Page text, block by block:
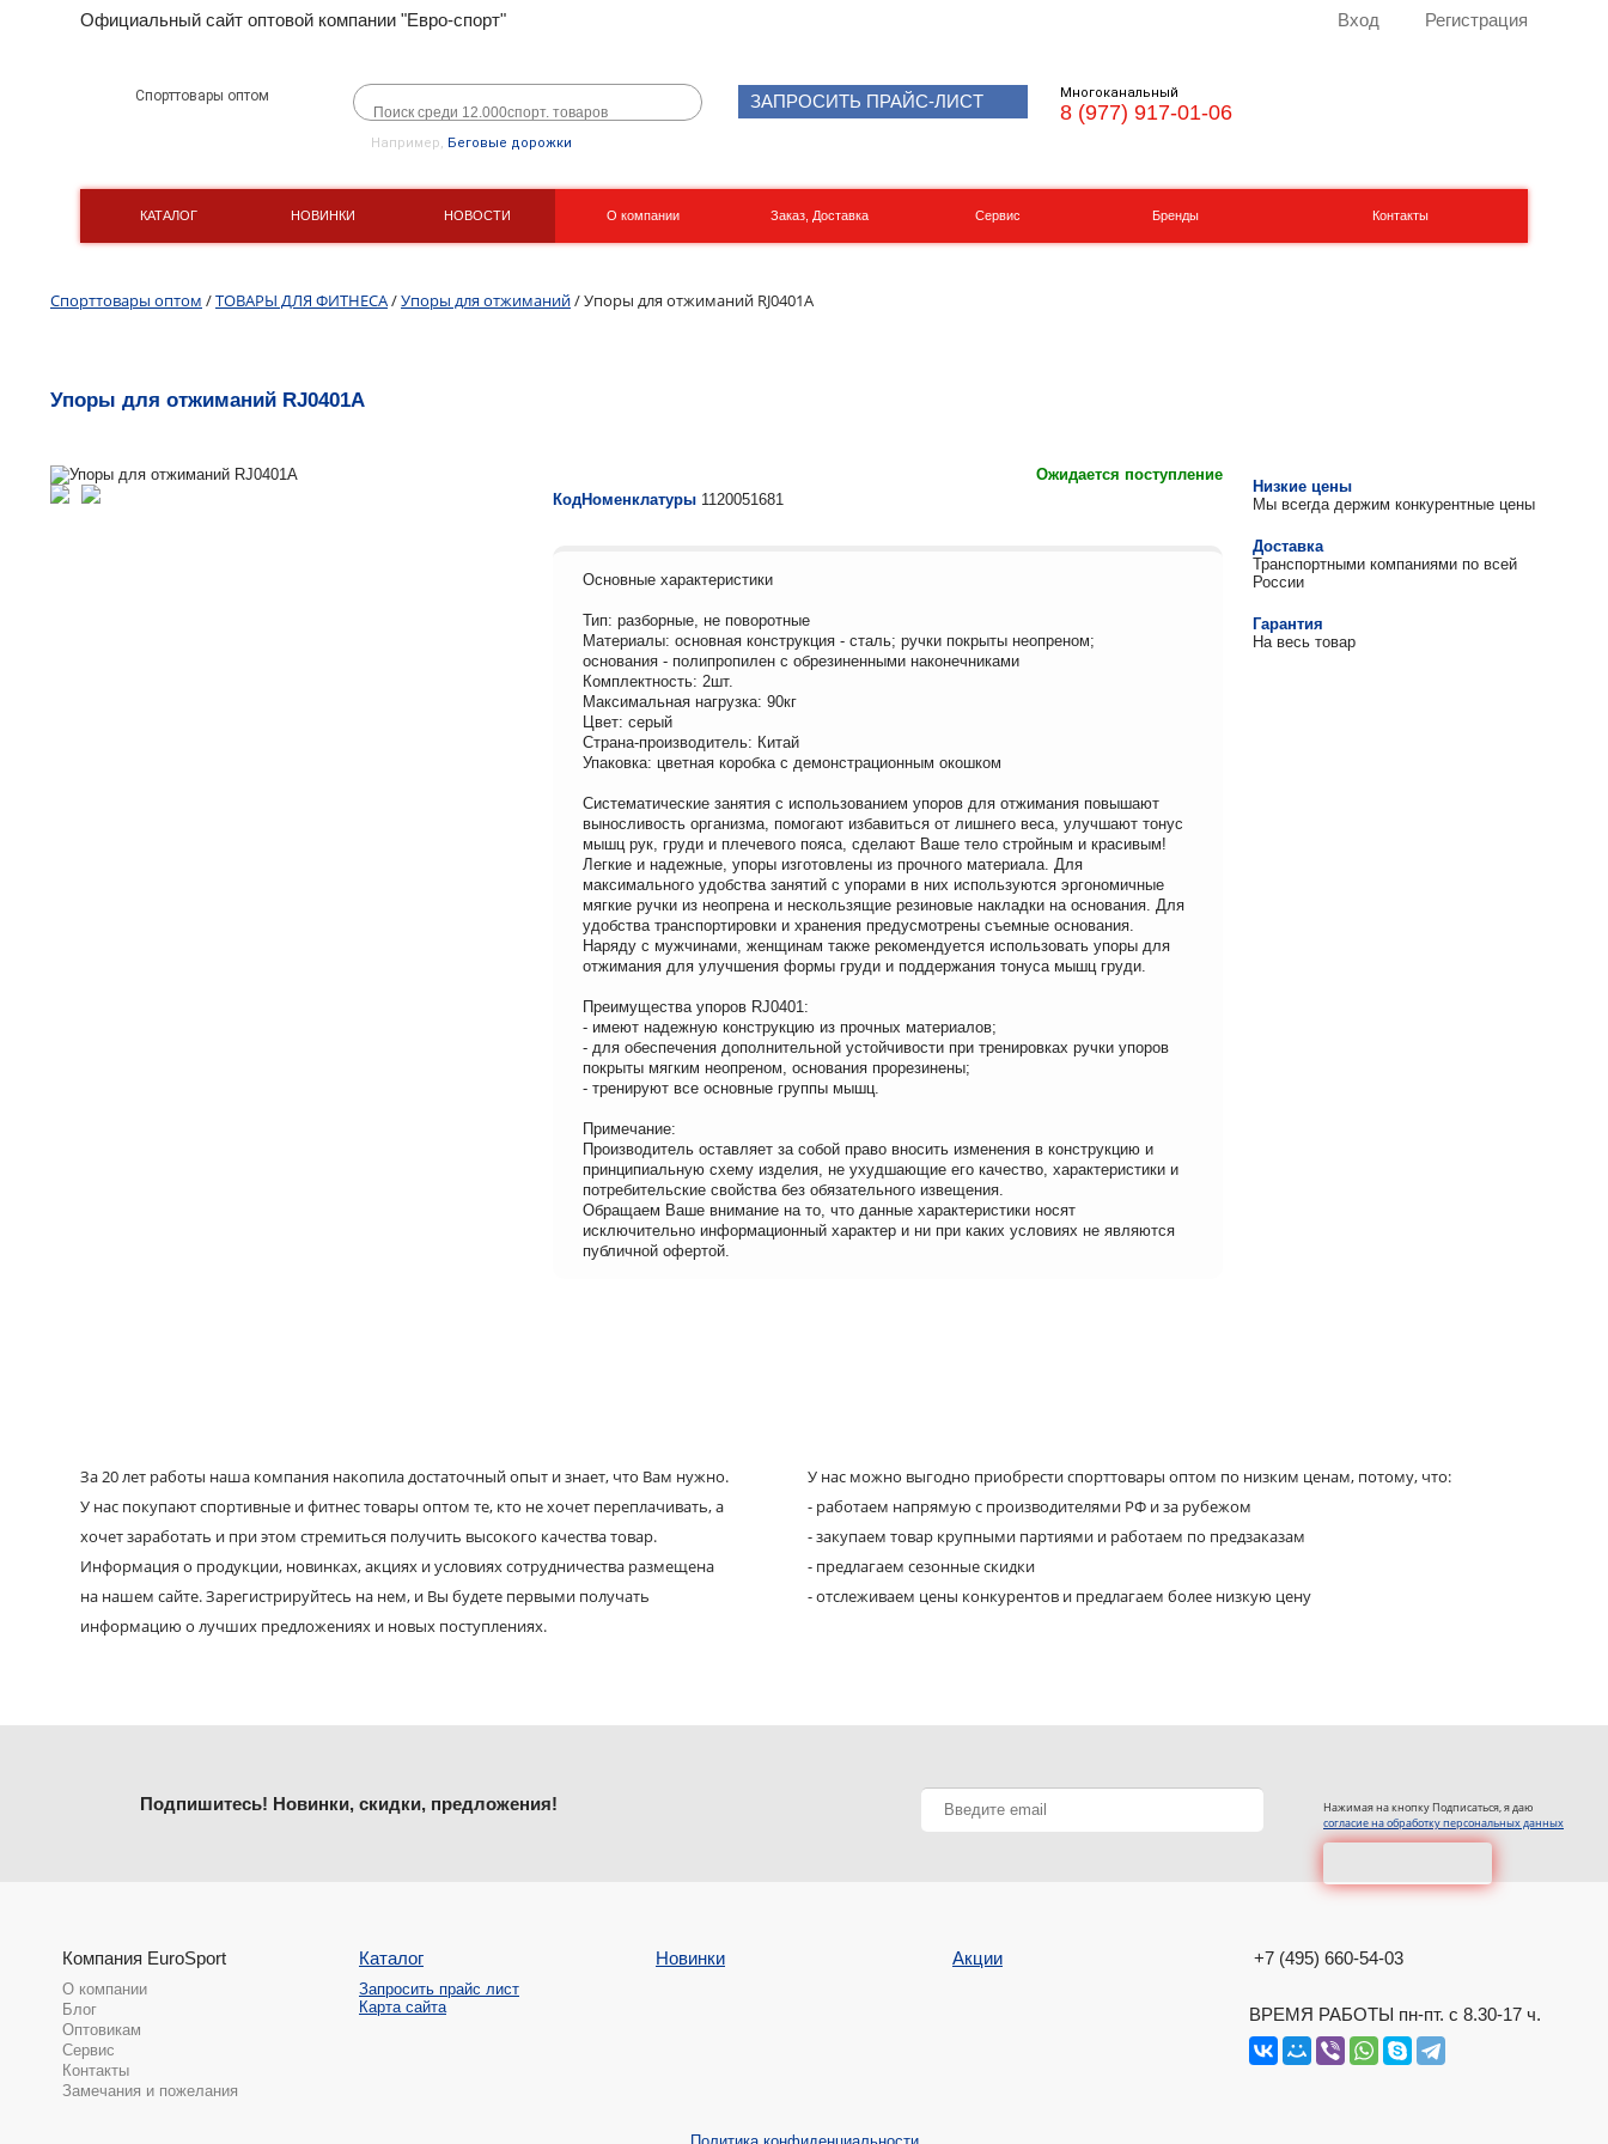
Официальный сайт оптовой компании "Евро-спорт" Вход Регистрация
Спорттовары оптом
Например, Беговые дорожки
ЗАПРОСИТЬ ПРАЙС-ЛИСТ Многоканальный
8 (977) 917-01-06
КАТАЛОГ НОВИНКИ НОВОСТИ О компании Заказ, Доставка Сервис Бренды Контакты
Спорттовары оптом /ТОВАРЫ ДЛЯ ФИТНЕСА/Упоры для отжиманий/ Упоры для отжиманий RJ0401A
Упоры для отжиманий RJ0401A
Ожидается поступление
КодНоменклатуры 1120051681
Основные характеристики
Тип: разборные, не поворотные
Материалы: основная конструкция - сталь; ручки покрыты неопреном;
основания - полипропилен с обрезиненными наконечниками
Комплектность: 2шт.
Максимальная нагрузка: 90кг
Цвет: серый
Страна-производитель: Китай
Упаковка: цветная коробка с демонстрационным окошком
Систематические занятия с использованием упоров для отжимания повышают
выносливость организма, помогают избавиться от лишнего веса, улучшают тонус
мышц рук, груди и плечевого пояса, сделают Ваше тело стройным и красивым!
Легкие и надежные, упоры изготовлены из прочного материала. Для
максимального удобства занятий с упорами в них используются эргономичные
мягкие ручки из неопрена и нескользящие резиновые накладки на основания. Для
удобства транспортировки и хранения предусмотрены съемные основания.
Наряду с мужчинами, женщинам также рекомендуется использовать упоры для
отжимания для улучшения формы груди и поддержания тонуса мышц груди.
Преимущества упоров RJ0401:
- имеют надежную конструкцию из прочных материалов;
- для обеспечения дополнительной устойчивости при тренировках ручки упоров
покрыты мягким неопреном, основания прорезинены;
- тренируют все основные группы мышц.
Примечание:
Производитель оставляет за собой право вносить изменения в конструкцию и
принципиальную схему изделия, не ухудшающие его качество, характеристики и
потребительские свойства без обязательного извещения.
Обращаем Ваше внимание на то, что данные характеристики носят
исключительно информационный характер и ни при каких условиях не являются
публичной офертой.
Низкие цены
Мы всегда держим конкурентные цены
Доставка
Транспортными компаниями по всей
России
Гарантия
На весь товар
За 20 лет работы наша компания накопила достаточный опыт и знает, что Вам нужно.
У нас покупают спортивные и фитнес товары оптом те, кто не хочет переплачивать, а
хочет заработать и при этом стремиться получить высокого качества товар.
Информация о продукции, новинках, акциях и условиях сотрудничества размещена
на нашем сайте. Зарегистрируйтесь на нем, и Вы будете первыми получать
информацию о лучших предложениях и новых поступлениях.
У нас можно выгодно приобрести спорттовары оптом по низким ценам, потому, что:
- работаем напрямую с производителями РФ и за рубежом
- закупаем товар крупными партиями и работаем по предзаказам
- предлагаем сезонные скидки
- отслеживаем цены конкурентов и предлагаем более низкую цену
Нажимая на кнопку Подписаться, я даю
согласие на обработку персональных данных
Подпишитесь! Новинки, скидки, предложения!
Компания EuroSport
О компании
Блог
Оптовикам
Сервис
Контакты
Замечания и пожелания
Каталог
Запросить прайс лист
Карта сайта
Новинки Акции +7 (495) 660-54-03
ВРЕМЯ РАБОТЫ пн-пт. с 8.30-17 ч.
Политика конфиденциальности